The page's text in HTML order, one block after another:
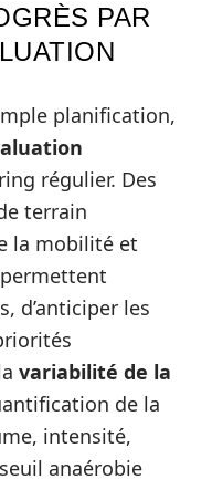
PAR
planification,
régulier. Des
terrain
la mobilité et
d’anticiper les
variabilité de la
de la
intensité,
anaérobie